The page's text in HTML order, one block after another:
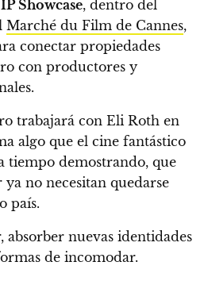
Showcase, dentro del
Marché du Film de Cannes,
conectar propiedades
con productores y
trabajará con Eli Roth en
algo que el cine fantástico
tiempo demostrando, que
no necesitan quedarse
país.
absorber nuevas identidades
de incomodar.